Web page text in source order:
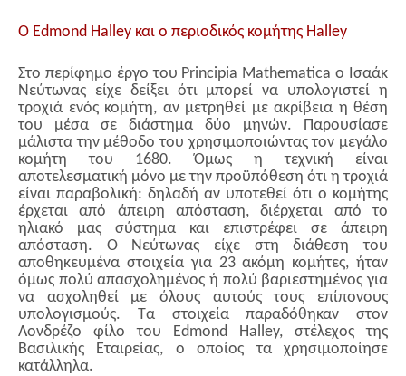
Ο Edmond Halley και ο περιοδικός κομήτης Halley
Στο περίφημο έργο του Principia Mathematica ο Ισαάκ
Νεύτωνας είχε δείξει ότι μπορεί να υπολογιστεί η
τροχιά ενός κομήτη, αν μετρηθεί με ακρίβεια η θέση
του μέσα σε διάστημα δύο μηνών. Παρουσίασε
μάλιστα την μέθοδο του χρησιμοποιώντας τον μεγάλο
κομήτη του 1680. Όμως η τεχνική είναι
αποτελεσματική μόνο με την προϋπόθεση ότι η τροχιά
είναι παραβολική: δηλαδή αν υποτεθεί ότι ο κομήτης
έρχεται από άπειρη απόσταση, διέρχεται από το
ηλιακό μας σύστημα και επιστρέφει σε άπειρη
απόσταση. Ο Νεύτωνας είχε στη διάθεση του
αποθηκευμένα στοιχεία για 23 ακόμη κομήτες, ήταν
όμως πολύ απασχολημένος ή πολύ βαριεστημένος για
να ασχοληθεί με όλους αυτούς τους επίπονους
υπολογισμούς. Τα στοιχεία παραδόθηκαν στον
Λονδρέζο φίλο του Edmond Halley, στέλεχος της
Βασιλικής Εταιρείας, ο οποίος τα χρησιμοποίησε
κατάλληλα.